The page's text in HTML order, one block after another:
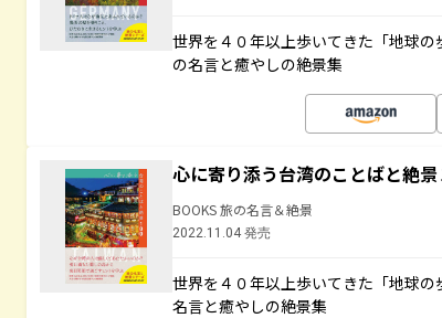
世界を４０年以上歩いてきた「地球
の名言と癒やしの絶景集
心に寄り添う台湾のことばと絶景
BOOKS 旅の名言＆絶景
2022.11.04 発売
世界を４０年以上歩いてきた「地球
名言と癒やしの絶景集